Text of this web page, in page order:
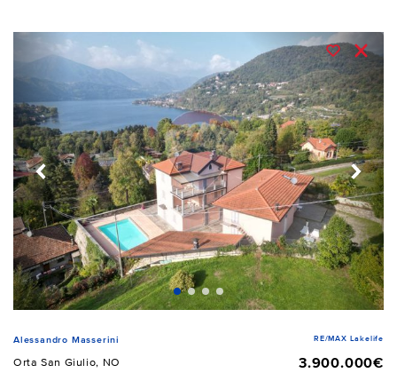
Alessandro Masserini RE/MAX Lakelife
Orta San Giulio, NO
3.900.000€